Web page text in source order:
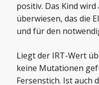
positiv. Das Kind
überwiesen, das die
und für den
Liegt der IRT-Wert
keine Mutationen
Fersenstich. Ist auch